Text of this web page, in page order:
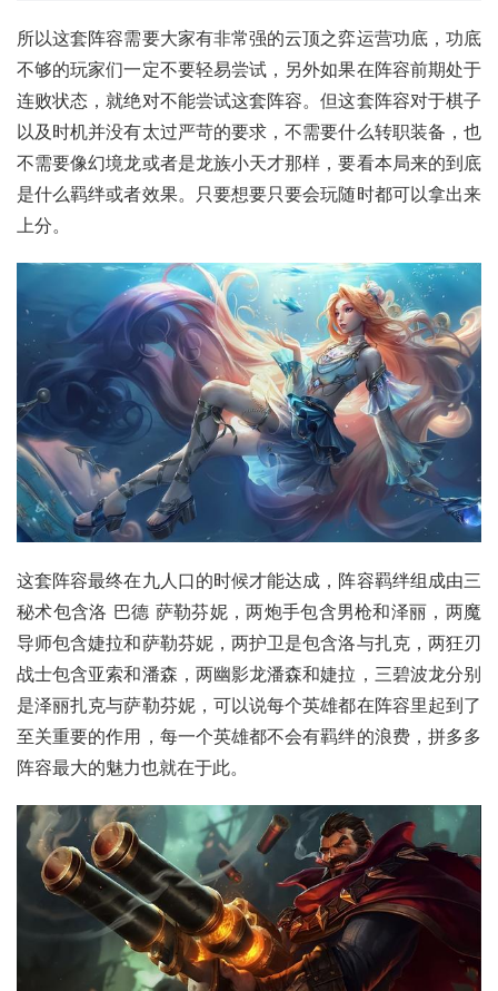
所以这套阵容需要大家有非常强的云顶之弈运营功底，功底
不够的玩家们一定不要轻易尝试，另外如果在阵容前期处于
连败状态，就绝对不能尝试这套阵容。但这套阵容对于棋子
以及时机并没有太过严苛的要求，不需要什么转职装备，也
不需要像幻境龙或者是龙族小天才那样，要看本局来的到底
是什么羁绊或者效果。只要想要只要会玩随时都可以拿出来
上分。
这套阵容最终在九人口的时候才能达成，阵容羁绊组成由三
秘术包含洛 巴德 萨勒芬妮，两炮手包含男枪和泽丽，两魔
导师包含婕拉和萨勒芬妮，两护卫是包含洛与扎克，两狂刃
战士包含亚索和潘森 ，两幽影龙潘森和婕拉，三碧波龙分别
是泽丽扎克与萨勒芬妮，可以说每个英雄都在阵容里起到了
至关重要的作用，每一个英雄都不会有羁绊的浪费，拼多多
阵容最大的魅力也就在于此。